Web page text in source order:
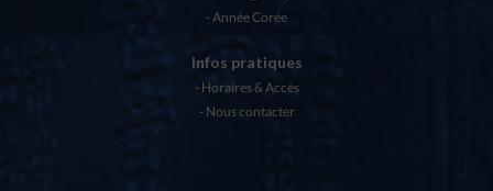
Année Corée
Infos pratiques
Horaires & Accès
Nous contacter